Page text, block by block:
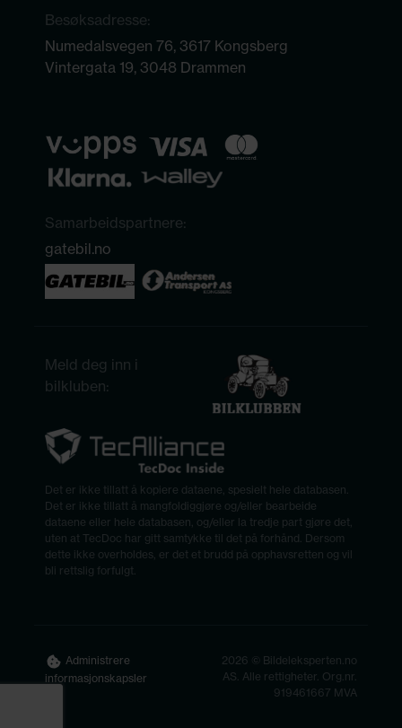
Besøksadresse:
Numedalsvegen 76, 3617 Kongsberg
Vintergata 19, 3048 Drammen
Samarbeidspartnere:
gatebil.no
Meld deg inn i
bilkluben:
Det er ikke tillatt å kopiere dataene, spesielt hele databasen.
Det er ikke tillatt å mangfoldiggjøre og/eller bearbeide
dataene eller hele databasen, og/eller la tredje part gjøre det,
uten at TecDoc har gitt samtykke til det på forhånd. Dersom
dette ikke overholdes, er det et brudd på opphavsretten og vil
bli rettslig forfulgt.
Administrere
informasjonskapsler
2026 © Bildeleksperten.no
AS. Alle rettigheter. Org.nr.
919461667 MVA